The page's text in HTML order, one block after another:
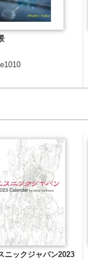
ニックジャパン2023